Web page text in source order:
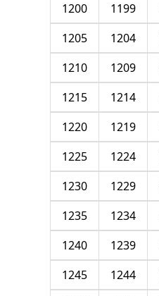
1199
1200
1204
1205
1209
1210
1214
1215
1219
1220
1224
1225
1229
1230
1234
1235
1239
1240
1244
1245